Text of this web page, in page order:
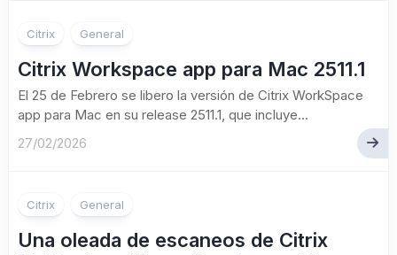
Citrix General
Citrix Workspace app para Mac 2511.1
El 25 de Febrero se libero la versión de Citrix WorkSpace
app para Mac en su release 2511.1, que incluye...
27/02/2026
Citrix General
Una oleada de escaneos de Citrix